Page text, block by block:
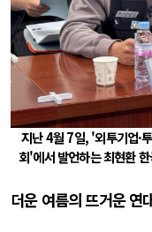
지난 4월 7일, '외투기업·
회'에서 발언하는 최현환
더운 여름의 뜨거운 연